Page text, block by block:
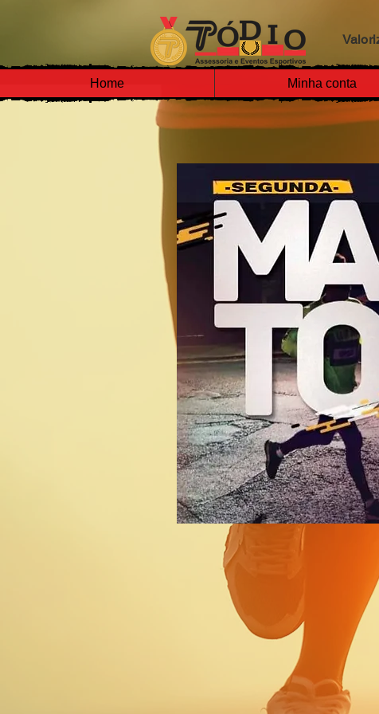
Home Minha conta